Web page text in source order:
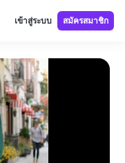
เข้าสู่ระบบ สมัครสมาชิก